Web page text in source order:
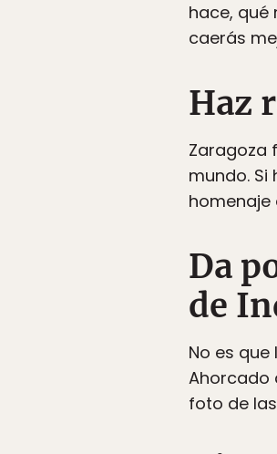
hace, qué
caerás
Haz
Zaragoza
mundo.
homenaje
Da
de
No es
Ahorcado
foto de